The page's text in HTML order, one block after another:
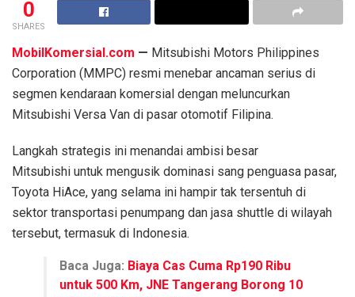
0
SHARES
MobilKomersial.com — Mitsubishi Motors Philippines
Corporation (MMPC) resmi menebar ancaman serius di
segmen kendaraan komersial dengan meluncurkan
Mitsubishi Versa Van di pasar otomotif Filipina.
Langkah strategis ini menandai ambisi besar
Mitsubishi untuk mengusik dominasi sang penguasa pasar,
Toyota HiAce, yang selama ini hampir tak tersentuh di
sektor transportasi penumpang dan jasa shuttle di wilayah
tersebut, termasuk di Indonesia.
Baca Juga: Biaya Cas Cuma Rp190 Ribu
untuk 500 Km, JNE Tangerang Borong 10